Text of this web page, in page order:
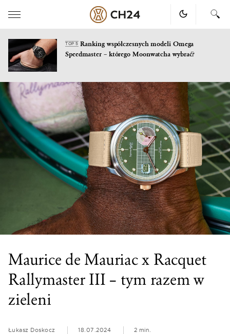
Skip
content
TOP 5Ranking współczesnych modeli Omega
Speedmaster – którego Moonwatcha wybrać?
Maurice de Mauriac x Racquet
Rallymaster III – tym razem w
zieleni
Łukasz Doskocz 18.07.2024 2 min.